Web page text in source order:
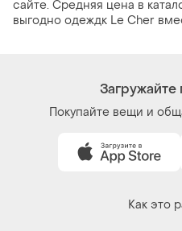
сайте. Средняя цена в
выгодно одеждк Le Cher
Покупайте вещи и
Как это